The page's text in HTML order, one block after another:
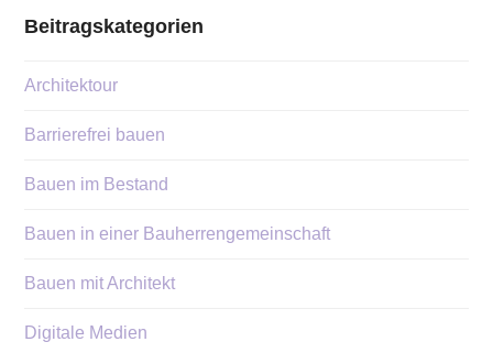
Beitragskategorien
Architektour
Barrierefrei bauen
Bauen im Bestand
Bauen in einer Bauherrengemeinschaft
Bauen mit Architekt
Digitale Medien